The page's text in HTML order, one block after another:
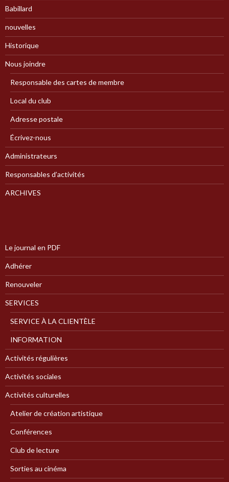
Babillard
nouvelles
Historique
Nous joindre
Responsable des cartes de membre
Local du club
Adresse postale
Écrivez-nous
Administrateurs
Responsables d’activités
ARCHIVES
Le journal en PDF
Adhérer
Renouveler
SERVICES
SERVICE À LA CLIENTÈLE
INFORMATION
Activités régulières
Activités sociales
Activités culturelles
Atelier de création artistique
Conférences
Club de lecture
Sorties au cinéma